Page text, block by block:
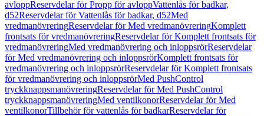
avloppReservdelar för Propp för avloppVattenlås för badkar,
d52Reservdelar för Vattenlås för badkar, d52Med
vredmanövreringReservdelar för Med vredmanövreringKomplett
frontsats för vredmanövreringReservdelar för Komplett frontsats för
vredmanövreringMed vredmanövrering och inloppsrörReservdelar
för Med vredmanövrering och inloppsrörKomplett frontsats för
vredmanövrering och inloppsrörReservdelar för Komplett frontsats
för vredmanövrering och inloppsrörMed PushControl
tryckknappsmanövreringReservdelar för Med PushControl
tryckknappsmanövreringMed ventilkonorReservdelar för Med
ventilkonorTillbehör för vattenlås för badkarReservdelar för